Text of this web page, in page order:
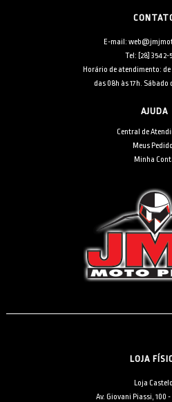
E-mail:
Tel: [28] 3542-
Horário de atendimento: de
das 08h às 17h. Sábado
AJUDA
Central de
Meus
Minha
LOJA
Loja
Av. Giovani Piassi, 100